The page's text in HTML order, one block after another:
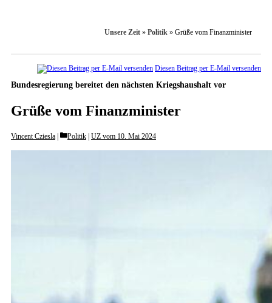
Unsere Zeit » Politik » Grüße vom Finanzminister
Diesen Beitrag per E-Mail versenden
Bundesregierung bereitet den nächsten Kriegshaushalt vor
Grüße vom Finanzminister
Vincent Cziesla Categories
Politik UZ vom 10. Mai 2024